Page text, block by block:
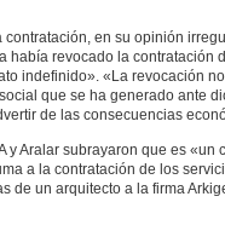
contratación, en su opinión
había revocado la contratación
indefinido». «La revocación
que se ha generado ante
de las consecuencias
y Aralar subrayaron que es «un
a la contratación de los
de un arquitecto a la firma